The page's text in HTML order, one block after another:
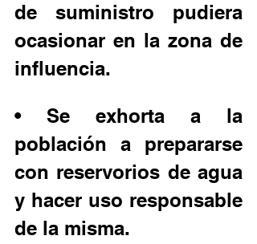
de suministro pudiera
ocasionar en la zona de
influencia.
• Se exhorta a la
población a prepararse
con reservorios de agua
y hacer uso responsable
de la misma.